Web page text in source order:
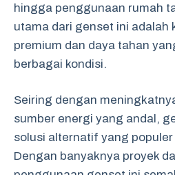
hingga penggunaan rumah
utama dari genset ini adalah
premium dan daya tahan
berbagai kondisi.
Seiring dengan
sumber energi yang andal,
solusi alternatif yang populer
Dengan banyaknya proyek